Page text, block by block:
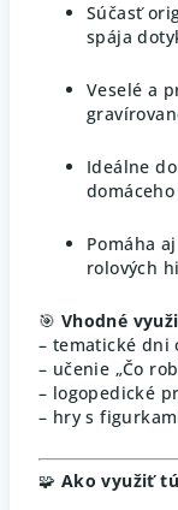
Súčasť
spája
Veselé a
Ideálne
Pomáha
rolových
🎯 Vhodné
– tematické dni
– učenie „Čo
– logopedické
– hry s
🧩 Ako využiť